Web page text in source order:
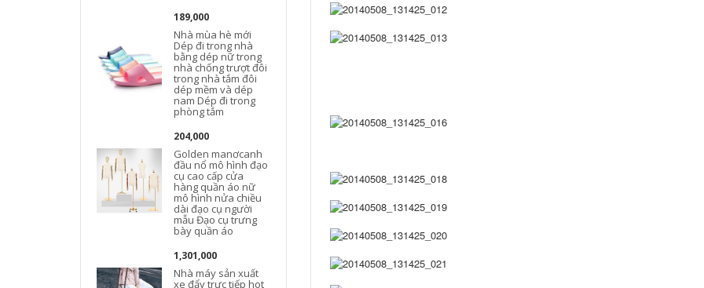
189,000
Nhà mùa hè mới
Dép đi trong nhà
bằng dép nữ trong
nhà chống trượt đôi
trong nhà tắm đôi
dép mềm và dép
nam Dép đi trong
phòng tắm
204,000
Golden manơcanh
đầu nổ mô hình đạo
cụ cao cấp cửa
hàng quần áo nữ
mô hình nửa chiều
dài đạo cụ người
mẫu Đạo cụ trưng
bày quần áo
1,301,000
Nhà máy sản xuất
xe đẩy trực tiếp hot